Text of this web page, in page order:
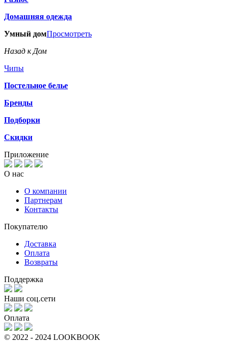
Домашняя одежда
Умный домПросмотреть
Назад к Дом
Чипы
Постельное белье
Бренды
Подборки
Скидки
Приложение
О нас
О компании
Партнерам
Контакты
Покупателю
Доставка
Оплата
Возвраты
Поддержка
Наши соц.сети
Оплата
© 2022 - 2024 LOOKBOOK